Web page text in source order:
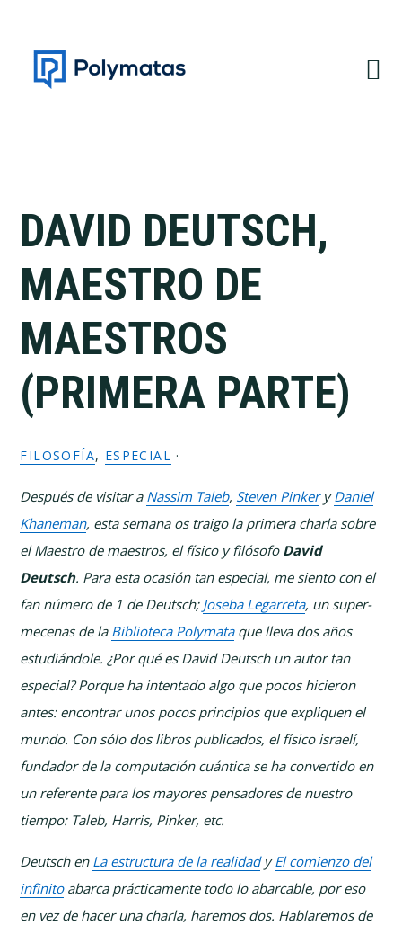
navegación
contenido
principal
DAVID DEUTSCH,
MAESTRO DE
MAESTROS
(PRIMERA PARTE)
FILOSOFÍA, ESPECIAL ·
Después de visitar a Nassim Taleb, Steven PinkeryDaniel
Khaneman, esta semana os traigo la primera charla sobre
el Maestro de maestros, el físico y filósofo David
Deutsch. Para esta ocasión tan especial, me siento con el
fan número de 1 de Deutsch; Joseba Legarreta, un super-
mecenas de la Biblioteca Polymataque lleva dos años
estudiándole. ¿Por qué es David Deutsch un autor tan
especial? Porque ha intentado algo que pocos hicieron
antes: encontrar unos pocos principios que expliquen el
mundo. Con sólo dos libros publicados, el físico israelí,
fundador de la computación cuántica se ha convertido en
un referente para los mayores pensadores de nuestro
tiempo: Taleb, Harris, Pinker, etc.
Deutsch en La estructura de la realidadyEl comienzo del
infinitoabarca prácticamente todo lo abarcable, por eso
en vez de hacer una charla, haremos dos. Hablaremos de